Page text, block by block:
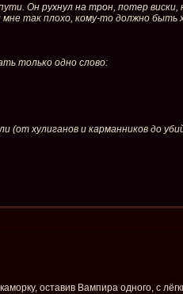
Он рухнул на трон, потер
мне так плохо, кому-то должно быть
только одно слово:
хулиганов и карманников до
оставив Вампира одного, с